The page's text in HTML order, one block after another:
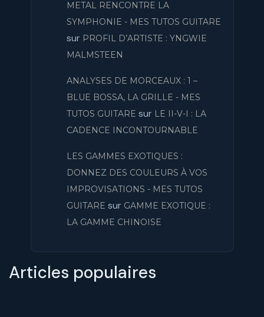
METAL RENCONTRE LA
SYMPHONIE - MES TUTOS GUITARE
sur PROFIL D’ARTISTE : YNGWIE
MALMSTEEN
ANALYSES DE MORCEAUX : 1 –
BLUE BOSSA, LA GRILLE - MES
TUTOS GUITARE sur LE II-V-I : LA
CADENCE INCONTOURNABLE
LES GAMMES EXOTIQUES :
DONNEZ DES COULEURS À VOS
IMPROVISATIONS - MES TUTOS
GUITARE sur GAMME EXOTIQUE :
LA GAMME CHINOISE
Articles populaires